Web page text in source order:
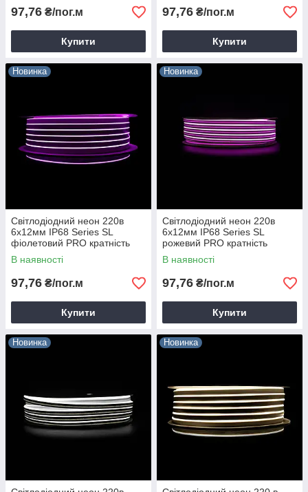
97,76 ₴/пог.м
Купити
97,76 ₴/пог.м
Купити
Новинка
Світлодіодний неон 220в
6х12мм IP68 Series SL
фіолетовий PRO кратність
різання 1м Prolum 160040
В наявності
97,76 ₴/пог.м
Купити
Новинка
Світлодіодний неон 220в
6х12мм IP68 Series SL
рожевий PRO кратність
різання 1м Prolum 160041
В наявності
97,76 ₴/пог.м
Купити
Новинка Новинка